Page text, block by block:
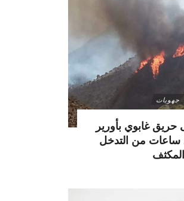
جهويات
غابوي بأورير
ساعات من التدخل
المكثف